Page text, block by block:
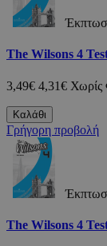
The Wilsons 4
3,49€ 4,31€
Καλάθι
Γρήγορη προβολή
The Wilsons 4